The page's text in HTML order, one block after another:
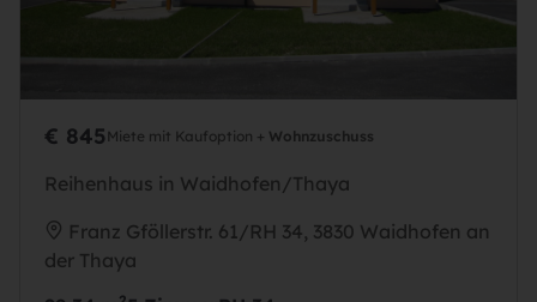
€ 845 Miete mit Kaufoption + Wohnzuschuss
Reihenhaus in Waidhofen/Thaya
Franz Gföllerstr. 61/RH 34, 3830 Waidhofen an
der Thaya